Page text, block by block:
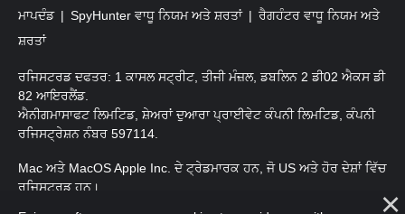
ਮਾਪਦੰਡ
SpyHunter ਵਾਧੂ ਨਿਯਮ ਅਤੇ ਸ਼ਰਤਾਂ
ਰੈਗਹੰਟਰ ਵਾਧੂ ਨਿਯਮ ਅਤੇ
ਸ਼ਰਤਾਂ
ਰਜਿਸਟਰਡ ਦਫਤਰ: 1 ਕਾਸਲ ਸਟ੍ਰੀਟ, ਤੀਜੀ ਮੰਜ਼ਲ, ਡਬਲਿਨ 2 ਡੀ02 ਐਕਸ ਡੀ
82 ਆਇਰਲੈਂਡ.
ਐਨੀਗਮਾਸਾਫਟ ਲਿਮਟਿਡ, ਸ਼ੇਅਰਾਂ ਦੁਆਰਾ ਪ੍ਰਾਈਵੇਟ ਕੰਪਨੀ ਲਿਮਟਿਡ, ਕੰਪਨੀ
ਰਜਿਸਟ੍ਰੇਸ਼ਨ ਨੰਬਰ 597114.
Mac ਅਤੇ MacOS Apple Inc. ਦੇ ਟ੍ਰੇਡਮਾਰਕ ਹਨ, ਜੋ US ਅਤੇ ਹੋਰ ਦੇਸ਼ਾਂ ਵਿੱਚ
ਰਜਿਸਟਰਡ ਹਨ।